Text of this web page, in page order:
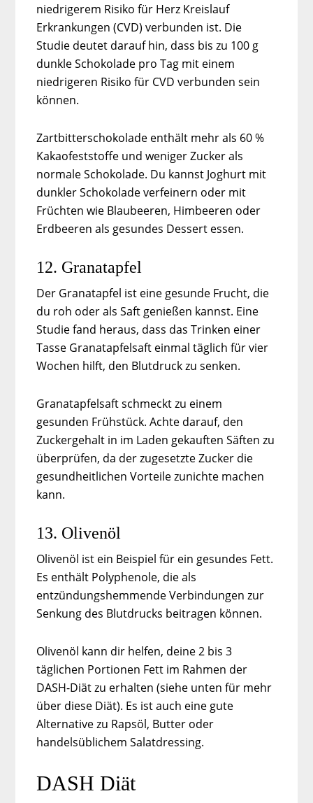
niedrigerem Risiko für Herz Kreislauf
Erkrankungen (CVD) verbunden ist. Die
Studie deutet darauf hin, dass bis zu 100 g
dunkle Schokolade pro Tag mit einem
niedrigeren Risiko für CVD verbunden sein
können.
Zartbitterschokolade enthält mehr als 60 %
Kakaofeststoffe und weniger Zucker als
normale Schokolade. Du kannst Joghurt mit
dunkler Schokolade verfeinern oder mit
Früchten wie Blaubeeren, Himbeeren oder
Erdbeeren als gesundes Dessert essen.
12. Granatapfel
Der Granatapfel ist eine gesunde Frucht, die
du roh oder als Saft genießen kannst. Eine
Studie fand heraus, dass das Trinken einer
Tasse Granatapfelsaft einmal täglich für vier
Wochen hilft, den Blutdruck zu senken.
Granatapfelsaft schmeckt zu einem
gesunden Frühstück. Achte darauf, den
Zuckergehalt in im Laden gekauften Säften zu
überprüfen, da der zugesetzte Zucker die
gesundheitlichen Vorteile zunichte machen
kann.
13. Olivenöl
Olivenöl ist ein Beispiel für ein gesundes Fett.
Es enthält Polyphenole, die als
entzündungshemmende Verbindungen zur
Senkung des Blutdrucks beitragen können.
Olivenöl kann dir helfen, deine 2 bis 3
täglichen Portionen Fett im Rahmen der
DASH-Diät zu erhalten (siehe unten für mehr
über diese Diät). Es ist auch eine gute
Alternative zu Rapsöl, Butter oder
handelsüblichem Salatdressing.
DASH Diät